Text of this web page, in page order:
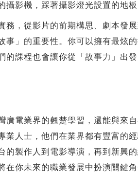
影機，踩著攝影燈光設置的地
，從影片的前期構思、劇本發展
事」的重要性。你可以擁有最炫
的課程也會讓你從「故事力」出
電業界的翹楚學習，還能與來自
業人士，他們在業界都有豐富的
的製作人到電影導演，再到新興
你未來的職業發展中扮演關鍵角